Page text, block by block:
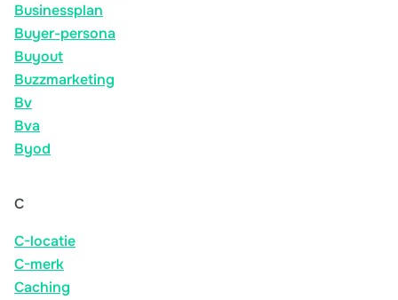
Businessplan
Buyer-persona
Buyout
Buzzmarketing
Bv
Bva
Byod
C
C-locatie
C-merk
Caching